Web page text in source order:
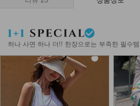
13,900 9,900 29%
NKA62-A-1/에어 브라캡 끈나시
13,900
하나 사면 하나 더!! 한장으로는 부족한 필수템